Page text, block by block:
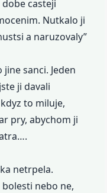
casteji
Nutkalo ji
a naruzovaly”
sanci. Jeden
ji davali
to miluje,
pry, abychom ji
netrpela.
nebo ne,